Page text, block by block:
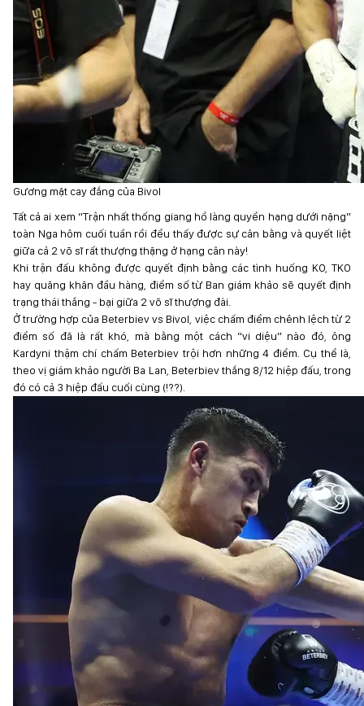
Gương mặt cay đắng của Bivol
Tất cả ai xem “Trận nhất thống giang hồ làng quyền hạng dưới nặng”
toàn Nga hôm cuối tuần rồi đều thấy được sự cân bằng và quyết liệt
giữa cả 2 võ sĩ rất thượng thặng ở hạng cân này!
Khi trận đấu không được quyết định bằng các tình huống KO, TKO
hay quăng khăn đầu hàng, điểm số từ Ban giám khảo sẽ quyết định
trạng thái thắng - bại giữa 2 võ sĩ thượng đài.
Ở trường hợp của Beterbiev vs Bivol, việc chấm điểm chênh lệch từ 2
điểm số đã là rất khó, mà bằng một cách “vi diệu” nào đó, ông
Kardyni thậm chí chấm Beterbiev trội hơn những 4 điểm. Cụ thể là,
theo vị giám khảo người Ba Lan, Beterbiev thắng 8/12 hiệp đấu, trong
đó có cả 3 hiệp đấu cuối cùng (!??).